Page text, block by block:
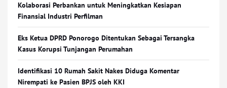
Kolaborasi Perbankan untuk Meningkatkan Kesiapan
Finansial Industri Perfilman
Eks Ketua DPRD Ponorogo Ditentukan Sebagai Tersangka
Kasus Korupsi Tunjangan Perumahan
Identifikasi 10 Rumah Sakit Nakes Diduga Komentar
Nirempati ke Pasien BPJS oleh KKI